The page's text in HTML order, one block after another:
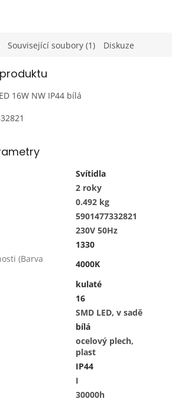
Související soubory (1) Diskuze
16W NW IP44 bílá
Svítidla
2 roky
0.492 kg
5901477332821
230V 50Hz
1330
(Barva
4000K
kulaté
16
SMD LED, v sadě
bílá
ocelový plech,
plast
IP44
I
30000h